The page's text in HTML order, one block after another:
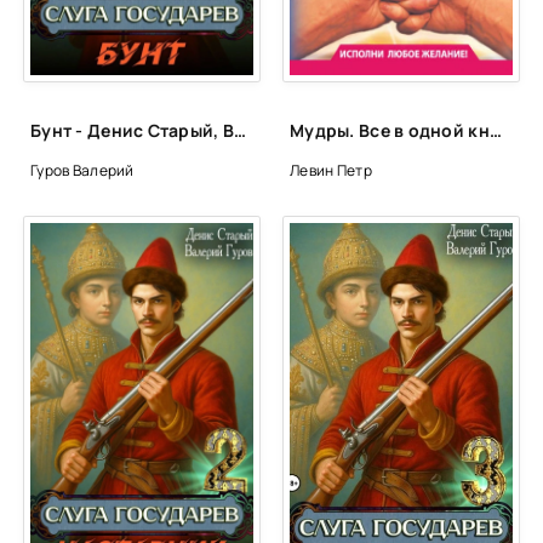
Бунт - Денис Старый, Валерий Гуров
Гуров Валерий
Мудры. Все в одной книге. Исполни любое желание - Петр Левин
Левин Петр